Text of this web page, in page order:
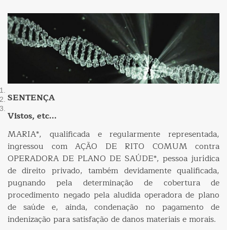
SENTENÇA
Vistos, etc...
MARIA*, qualificada e regularmente representada,
ingressou com AÇÃO DE RITO COMUM contra
OPERADORA DE PLANO DE SAÚDE*, pessoa jurídica
de direito privado, também devidamente qualificada,
pugnando pela determinação de cobertura de
procedimento negado pela aludida operadora de plano
de saúde e, ainda, condenação no pagamento de
indenização para satisfação de danos materiais e morais.